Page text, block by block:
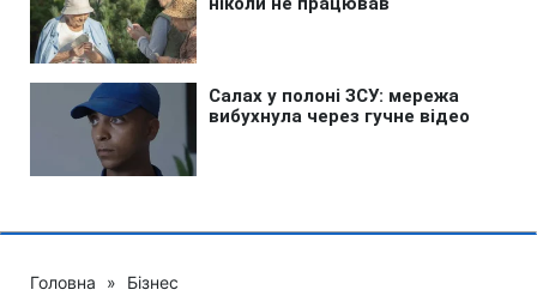
Головна » Бізнес